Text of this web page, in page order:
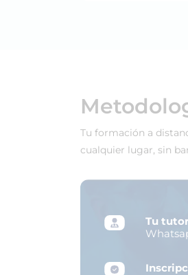
Tu formación a
cualquier lugar, sin
Tu